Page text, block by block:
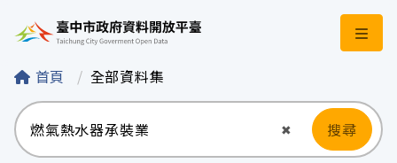
臺中市政府資料開
首頁 全部資料集
✖ 清空輸入
搜尋